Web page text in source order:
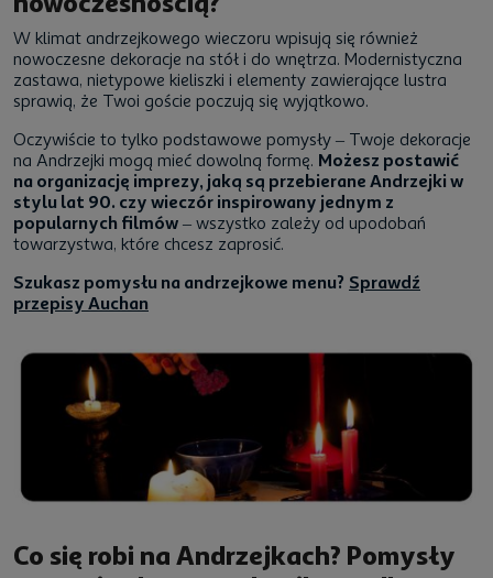
W klimat andrzejkowego wieczoru wpisują się również
nowoczesne dekoracje na stół i do wnętrza. Modernistyczna
zastawa, nietypowe kieliszki i elementy zawierające lustra
sprawią, że Twoi goście poczują się wyjątkowo.
Oczywiście to tylko podstawowe pomysły – Twoje dekoracje
na Andrzejki mogą mieć dowolną formę. Możesz postawić
na organizację imprezy, jaką są przebierane Andrzejki w
stylu lat 90. czy wieczór inspirowany jednym z
popularnych filmów – wszystko zależy od upodobań
towarzystwa, które chcesz zaprosić.
Szukasz pomysłu na andrzejkowe menu? Sprawdź
przepisy Auchan
Co się robi na Andrzejkach? Pomysły